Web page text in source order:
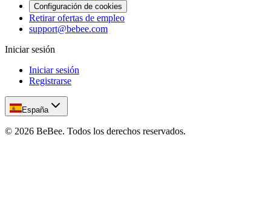
Configuración de cookies
Retirar ofertas de empleo
support@bebee.com
Iniciar sesión
Iniciar sesión
Registrarse
España
© 2026 BeBee. Todos los derechos reservados.